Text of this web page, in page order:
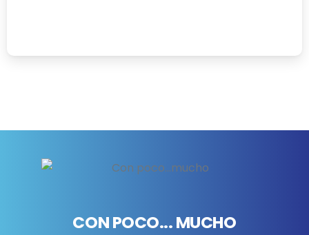
CON POCO... MUCHO